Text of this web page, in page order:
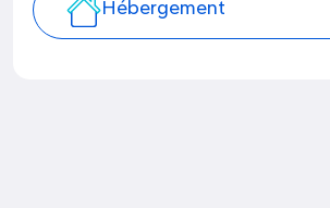
Hébergement